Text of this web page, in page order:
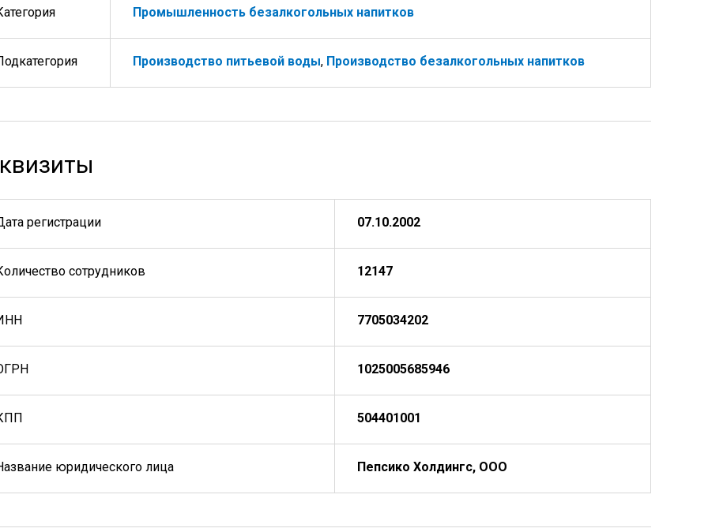
Промышленность безалкогольных напитков
Производство питьевой воды, Производство безалкогольных напитков
регистрации 07.10.2002
сотрудников 12147
7705034202
1025005685946
504401001
юридического лица Пепсико Холдингс, ООО